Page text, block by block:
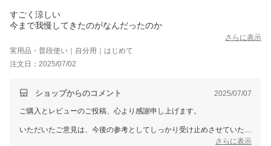
すごく涼しい
今まで我慢してきたのがなんだったのか
さらに表示
実用品・普段使い｜自分用｜はじめて
注文日：2025/07/02
ショップからのコメント 2025/07/07
ご購入とレビューのご投稿、心より感謝申し上げます。
いただいたご意見は、今後の参考としてしっかり受け止めさせていただ
さらに表示